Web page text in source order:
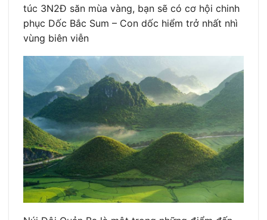
túc 3N2Đ săn mùa vàng, bạn sẽ có cơ hội chinh
phục Dốc Bắc Sum – Con dốc hiểm trở nhất nhì
vùng biên viễn